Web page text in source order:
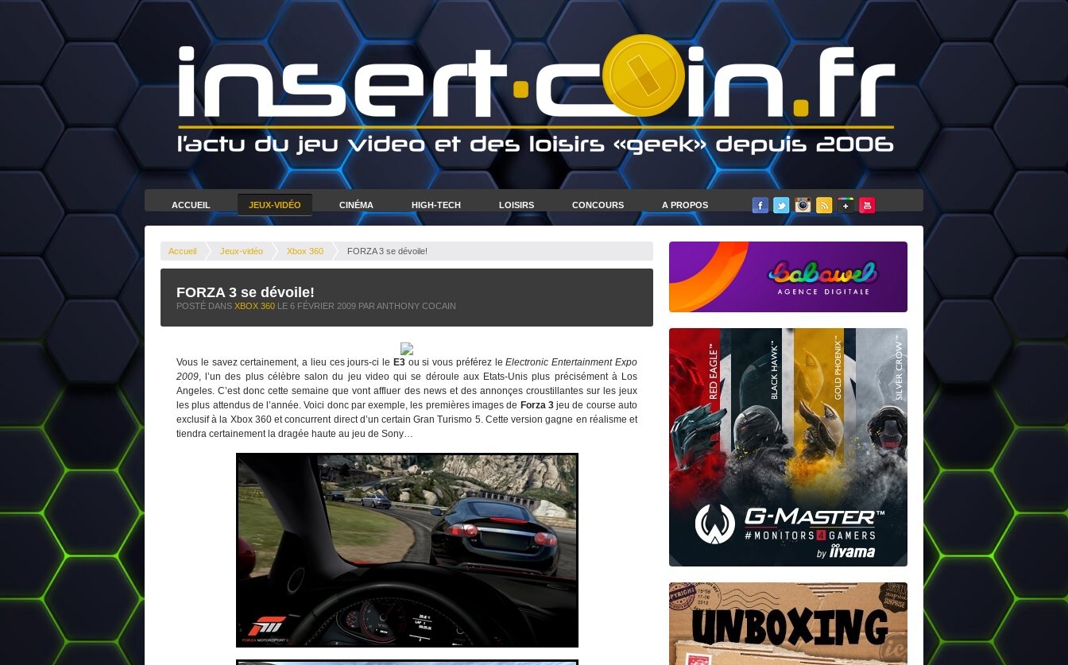
ACCUEIL JEUX-VIDÉO CINÉMA HIGH-TECH LOISIRS CONCOURS A PROPOS
Accueil Jeux-vidéo Xbox 360 FORZA 3 se dévoile!
FORZA 3 se dévoile!
POSTÉ DANS XBOX 360 LE 6 FÉVRIER 2009 PAR ANTHONY COCAIN
Vous le savez certainement, a lieu ces jours-ci le E3ou si vous préférez leElectronic Entertainment Expo
2009, l’un des plus célèbre salon du jeu video qui se déroule aux Etats-Unis plus précisément à Los
Angeles. C’est donc cette semaine que vont affluer des news et des annonçes croustillantes sur les jeux
les plus attendus de l’année. Voici donc par exemple, les premières images de Forza 3jeu de course auto
exclusif à la Xbox 360 et concurrent direct d’un certain Gran Turismo 5. Cette version gagne en réalisme et
tiendra certainement la dragée haute au jeu de Sony…